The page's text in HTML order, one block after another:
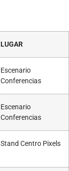
LUGAR
Escenario
Conferencias
Escenario
Conferencias
Stand Centro Pixels